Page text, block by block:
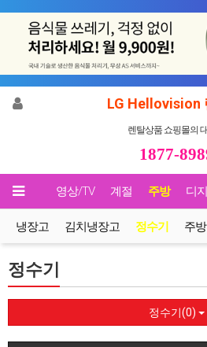
LG Hellovision
렌탈상품 쇼핑몰의
1877-
메인 영상/TV 계절 주방 디
냉장고 김치냉장고 정수기 주
정수기
정수기(0)